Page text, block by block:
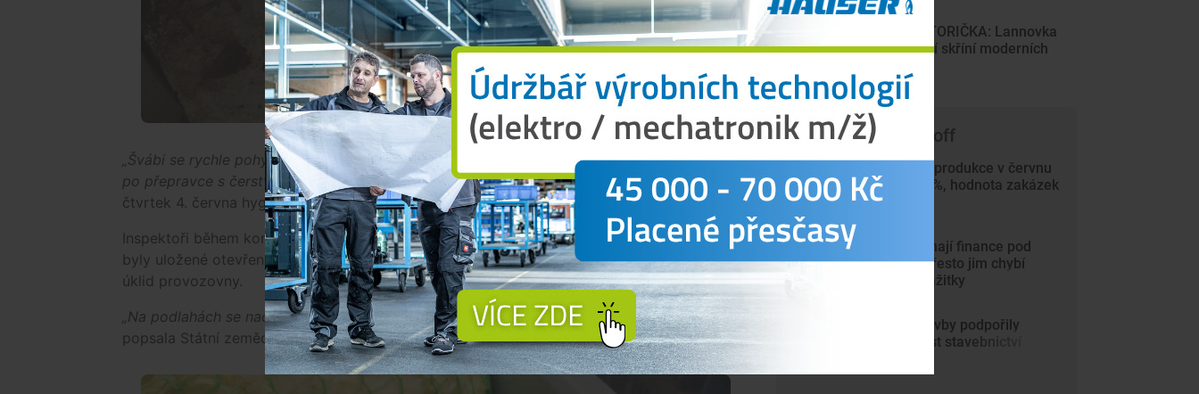
„Švábi se rychle pohybovali nejen po podlaze, kartonových krabicích s balenými nudlemi či
po přepravce s čerstvým zelím a cibulí, ale i přímo po zelenině a surovinách,“ uvedli ve
čtvrtek 4. června hygienici na portálu Potraviny na pranýři.
Inspektoři během kontroly objevili mrtvý hmyz vedle lednic i pod pracovním pultem, kde
byly uložené otevřené pytle s rýží. Problémem byl podle nich také dlouhodobě zanedbaný
úklid provozovny.
„Na podlahách se nacházely nánosy mastnoty, nečistot a zbytků připravovaných pokrmů,“
popsala Státní zemědělská a potravinářská inspekce.
DRBNA HISTORIČKA: Lannovka
byla výkladní skříní moderních
O čem píše Trade-off
Průmyslová produkce v červnu
vzrostla o 4 %, hodnota zakázek
stoupla
Mladí Češi mají finance pod
kontrolou. Přesto jim chybí
peníze na zážitky
Pozemní stavby podpořily
červnový růst stavebnictví